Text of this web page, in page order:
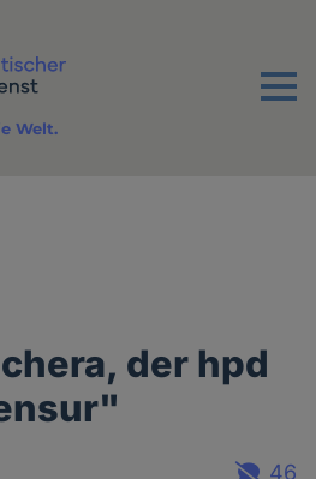
Menu
Welt.
der hpd
46